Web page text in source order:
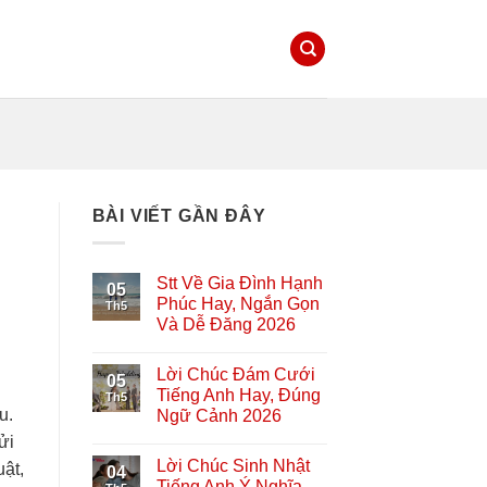
BÀI VIẾT GẦN ĐÂY
05
Th5
Stt Về Gia Đình Hạnh
Phúc Hay, Ngắn Gọn
Và Dễ Đăng 2026
05
Th5
Lời Chúc Đám Cưới
Tiếng Anh Hay, Đúng
Ngữ Cảnh 2026
04
Lời Chúc Sinh Nhật